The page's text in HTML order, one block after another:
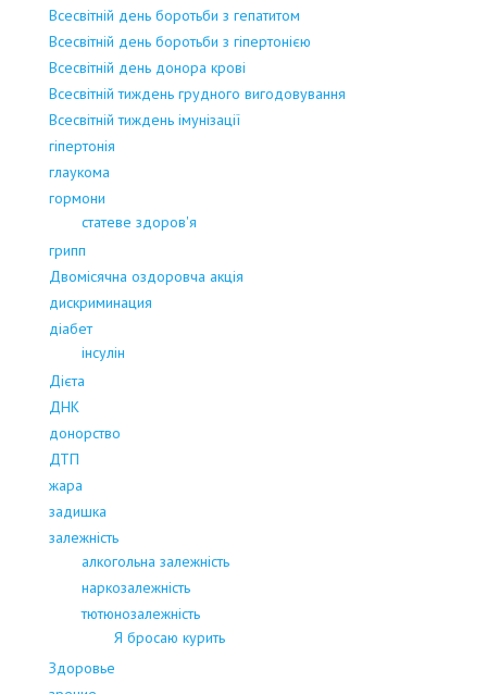
Всесвітній день боротьби з гепатитом
Всесвітній день боротьби з гіпертонією
Всесвітній день донора крові
Всесвітній тиждень грудного вигодовування
Всесвітній тиждень імунізації
гіпертонія
глаукома
гормони
статеве здоров'я
грипп
Двомісячна оздоровча акція
дискриминация
діабет
інсулін
Дієта
ДНК
донорство
ДТП
жара
задишка
залежність
алкогольна залежність
наркозалежність
тютюнозалежність
Я бросаю курить
Здоровье